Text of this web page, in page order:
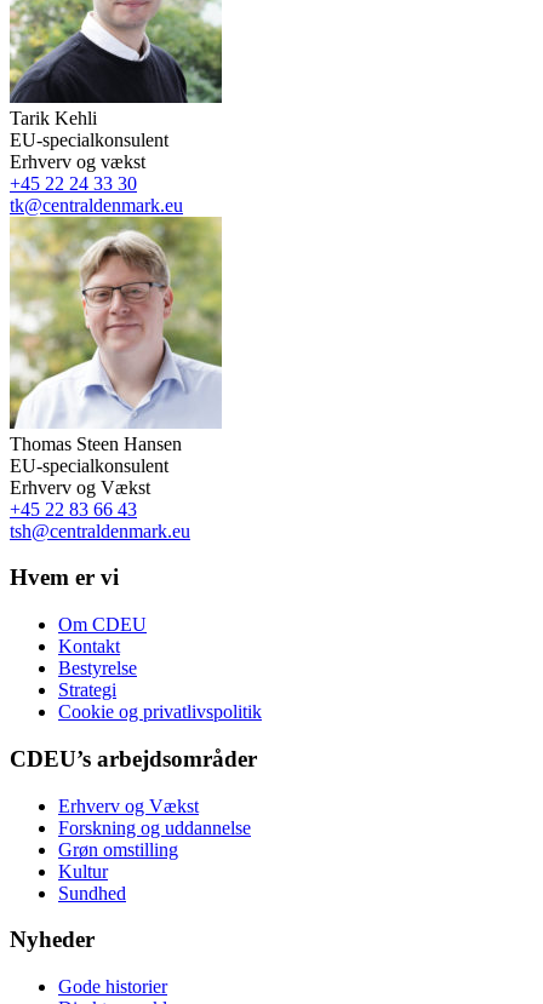
Tarik Kehli
EU-specialkonsulent
Erhverv og vækst
+45 22 24 33 30
tk@centraldenmark.eu
Thomas Steen Hansen
EU-specialkonsulent
Erhverv og Vækst
+45 22 83 66 43
tsh@centraldenmark.eu
Hvem er vi
Om CDEU
Kontakt
Bestyrelse
Strategi
Cookie og privatlivspolitik
CDEU’s arbejdsområder
Erhverv og Vækst
Forskning og uddannelse
Grøn omstilling
Kultur
Sundhed
Nyheder
Gode historier